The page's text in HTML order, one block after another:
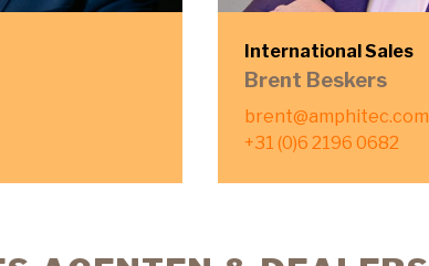
International Sales
Brent Beskers
brent@amphitec.com
+31 (0)6 2196 0682